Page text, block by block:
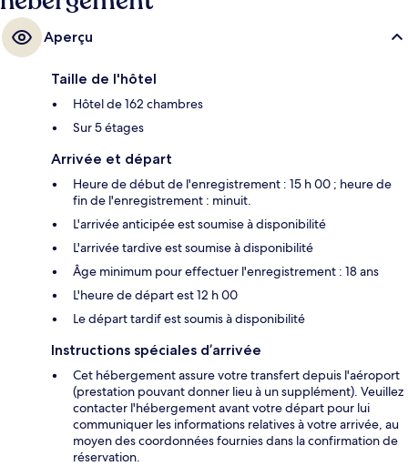
Aperçu
Taille de l'hôtel
Hôtel de 162 chambres
Sur 5 étages
Arrivée et départ
Heure de début de l'enregistrement : 15 h 00 ; heure de
fin de l'enregistrement : minuit.
L'arrivée anticipée est soumise à disponibilité
L'arrivée tardive est soumise à disponibilité
Âge minimum pour effectuer l'enregistrement : 18 ans
L'heure de départ est 12 h 00
Le départ tardif est soumis à disponibilité
Instructions spéciales d’arrivée
Cet hébergement assure votre transfert depuis l'aéroport
(prestation pouvant donner lieu à un supplément). Veuillez
contacter l'hébergement avant votre départ pour lui
communiquer les informations relatives à votre arrivée, au
moyen des coordonnées fournies dans la confirmation de
réservation.